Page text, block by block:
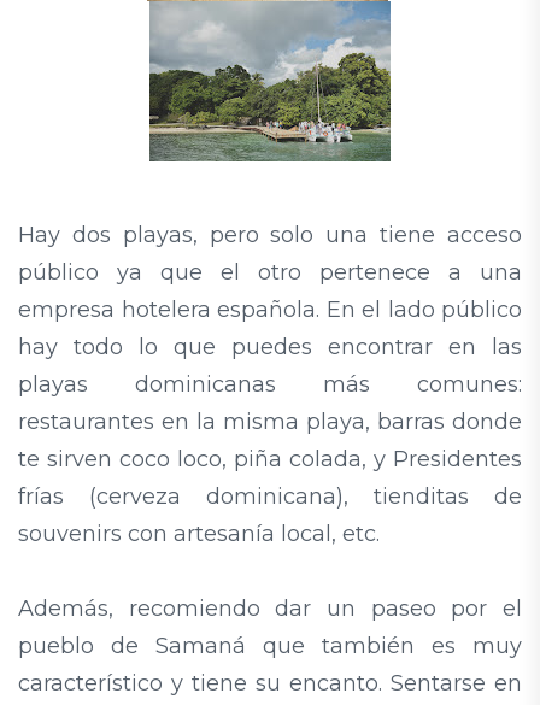
Hay dos playas, pero solo una tiene acceso
público ya que el otro pertenece a una
empresa hotelera española. En el lado público
hay todo lo que puedes encontrar en las
playas dominicanas más comunes:
restaurantes en la misma playa, barras donde
te sirven coco loco, piña colada, y Presidentes
frías (cerveza dominicana), tienditas de
souvenirs con artesanía local, etc.
Además, recomiendo dar un paseo por el
pueblo de Samaná que también es muy
característico y tiene su encanto. Sentarse en